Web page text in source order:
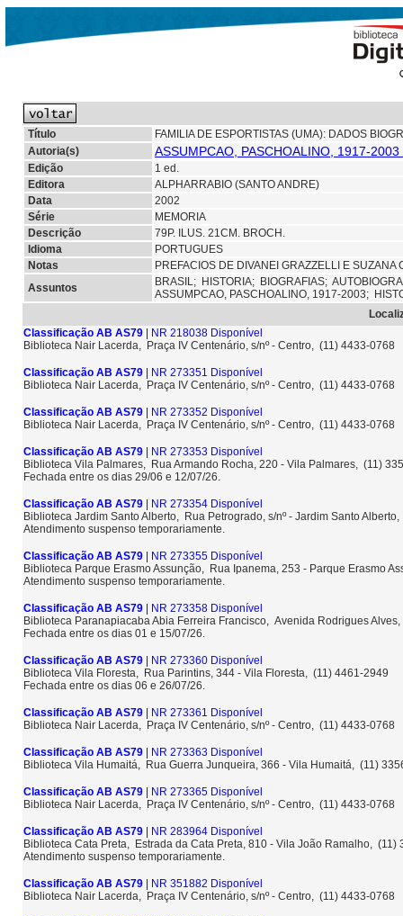
Título
FAMILIA DE ESPORTISTAS (UMA): DADOS
Autoria(s)
ASSUMPCAO, PASCHOALINO, 1917-
Edição
1 ed.
Editora
ALPHARRABIO (SANTO ANDRE)
Data
2002
Série
MEMORIA
Descrição
79P. ILUS. 21CM. BROCH.
Idioma
PORTUGUES
Notas
PREFACIOS DE DIVANEI GRAZZELLI E
Assuntos
BRASIL; HISTORIA; BIOGRAFIAS;
ASSUMPCAO, PASCHOALINO, 1917-2003;
Classificação AB AS79 | NR 218038 Disponível
Biblioteca Nair Lacerda, Praça IV Centenário, s/nº - Centro, (11) 4433-0768
Classificação AB AS79 | NR 273351 Disponível
Biblioteca Nair Lacerda, Praça IV Centenário, s/nº - Centro, (11) 4433-0768
Classificação AB AS79 | NR 273352 Disponível
Biblioteca Nair Lacerda, Praça IV Centenário, s/nº - Centro, (11) 4433-0768
Classificação AB AS79 | NR 273353 Disponível
Biblioteca Vila Palmares, Rua Armando Rocha, 220 - Vila Palmares, (11)
Fechada entre os dias 29/06 e 12/07/26.
Classificação AB AS79 | NR 273354 Disponível
Biblioteca Jardim Santo Alberto, Rua Petrogrado, s/nº - Jardim Santo
Atendimento suspenso temporariamente.
Classificação AB AS79 | NR 273355 Disponível
Biblioteca Parque Erasmo Assunção, Rua Ipanema, 253 - Parque Erasmo
Atendimento suspenso temporariamente.
Classificação AB AS79 | NR 273358 Disponível
Biblioteca Paranapiacaba Abia Ferreira Francisco, Avenida Rodrigues
Fechada entre os dias 01 e 15/07/26.
Classificação AB AS79 | NR 273360 Disponível
Biblioteca Vila Floresta, Rua Parintins, 344 - Vila Floresta, (11) 4461-2949
Fechada entre os dias 06 e 26/07/26.
Classificação AB AS79 | NR 273361 Disponível
Biblioteca Nair Lacerda, Praça IV Centenário, s/nº - Centro, (11) 4433-0768
Classificação AB AS79 | NR 273363 Disponível
Biblioteca Vila Humaitá, Rua Guerra Junqueira, 366 - Vila Humaitá, (11)
Classificação AB AS79 | NR 273365 Disponível
Biblioteca Nair Lacerda, Praça IV Centenário, s/nº - Centro, (11) 4433-0768
Classificação AB AS79 | NR 283964 Disponível
Biblioteca Cata Preta, Estrada da Cata Preta, 810 - Vila João Ramalho, (11)
Atendimento suspenso temporariamente.
Classificação AB AS79 | NR 351882 Disponível
Biblioteca Nair Lacerda, Praça IV Centenário, s/nº - Centro, (11) 4433-0768